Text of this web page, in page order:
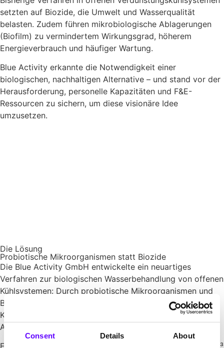
Consent Details About
setzten auf Biozide, die Umwelt und Wasserqualität
belasten. Zudem führen mikrobiologische Ablagerungen
(Biofilm) zu vermindertem Wirkungsgrad, höherem
Energie­verbrauch und häufiger Wartung.
Blue Activity erkannte die Notwendigkeit einer
biologischen, nachhaltigen Alternative – und stand vor der
Herausforderung, personelle Kapazitäten und F&E-
Ressourcen zu sichern, um diese visionäre Idee
umzusetzen.
Die Lösung
Probiotische Mikroorganismen statt Biozide
Die Blue Activity GmbH entwickelte ein neuartiges
Verfahren zur biologischen Wasserbehandlung von offenen
Kühlsystemen: Durch probiotische Mikroorganismen und
Biopolymere wird Biofilm reduziert, Kalk- und
Korrosionsbildung verhindert, Phosphatanteile im
Abwasser um bis zu 80 % gesenkt.